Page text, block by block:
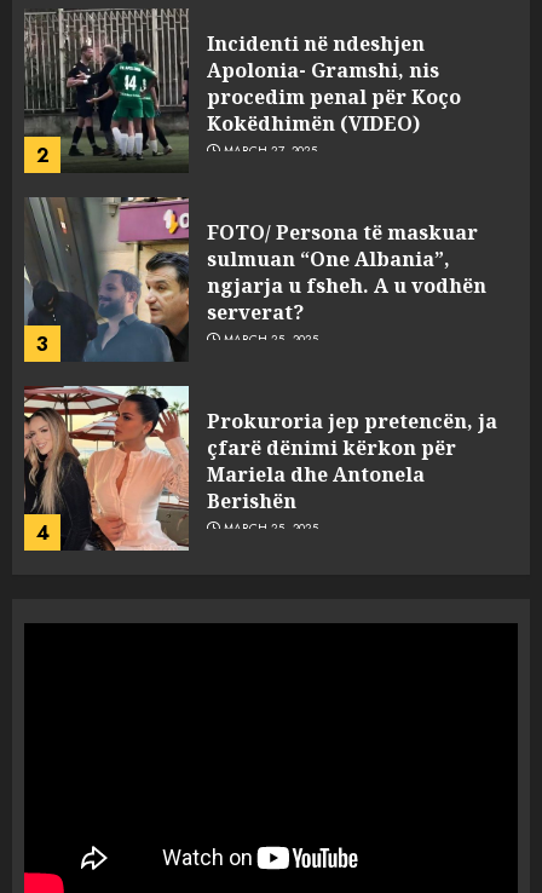
2
Incidenti në ndeshjen
Apolonia- Gramshi, nis
procedim penal për Koço
Kokëdhimën (VIDEO)
MARCH 27, 2025
3
FOTO/ Persona të maskuar
sulmuan “One Albania”,
ngjarja u fsheh. A u vodhën
serverat?
MARCH 25, 2025
4
Prokuroria jep pretencën, ja
çfarë dënimi kërkon për
Mariela dhe Antonela
Berishën
MARCH 25, 2025
“bosen” Joana Nano për
abuzim me fondet publike dhe